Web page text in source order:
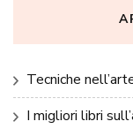
Tecniche
I migliori libri